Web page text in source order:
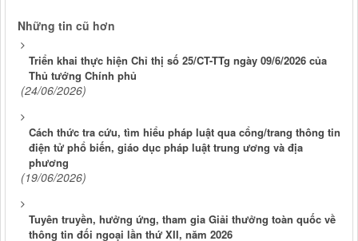
Những tin cũ hơn
Triển khai thực hiện Chỉ thị số 25/CT-TTg ngày 09/6/2026 của
Thủ tướng Chính phủ
(24/06/2026)
Cách thức tra cứu, tìm hiểu pháp luật qua cổng/trang thông tin
điện tử phổ biến, giáo dục pháp luật trung ương và địa
phương
(19/06/2026)
Tuyên truyền, hưởng ứng, tham gia Giải thưởng toàn quốc về
thông tin đối ngoại lần thứ XII, năm 2026